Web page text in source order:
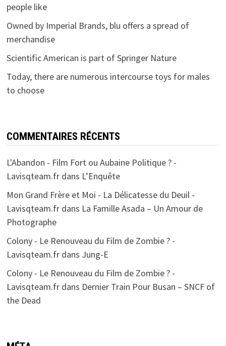
people like
Owned by Imperial Brands, blu offers a spread of
merchandise
Scientific American is part of Springer Nature
Today, there are numerous intercourse toys for males
to choose
COMMENTAIRES RÉCENTS
L'Abandon - Film Fort ou Aubaine Politique ? -
Lavisqteam.frdans L’Enquête
Mon Grand Frère et Moi - La Délicatesse du Deuil -
Lavisqteam.frdans La Famille Asada – Un Amour de
Photographe
Colony - Le Renouveau du Film de Zombie ? -
Lavisqteam.frdans Jung-E
Colony - Le Renouveau du Film de Zombie ? -
Lavisqteam.frdans Dernier Train Pour Busan – SNCF of
the Dead